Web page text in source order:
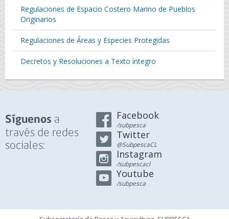
Regulaciones de Espacio Costero Marino de Pueblos
Originarios
Regulaciones de Áreas y Especies Protegidas
Decretos y Resoluciones a Texto íntegro
Síguenos a
través de redes
sociales:
Facebook
/subpesca
Twitter
@SubpescaCL
Instagram
/subpescacl
Youtube
/subpesca